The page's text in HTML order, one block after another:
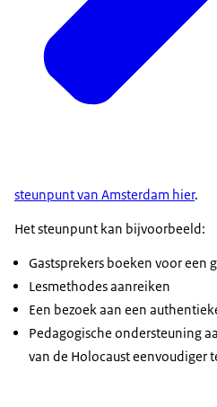
steunpunt van Amsterdam hier.
Het steunpunt kan bijvoorbeeld:
Gastsprekers boeken voor een
Lesmethodes aanreiken
Een bezoek aan een
Pedagogische ondersteuning
van de Holocaust eenvoudiger